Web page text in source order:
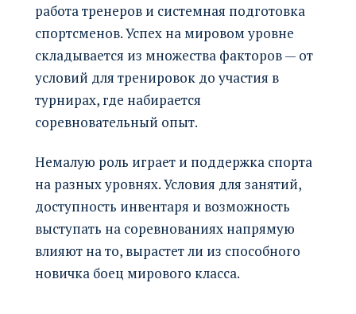
работа тренеров и системная подготовка
спортсменов. Успех на мировом уровне
складывается из множества факторов — от
условий для тренировок до участия в
турнирах, где набирается
соревновательный опыт.
Немалую роль играет и поддержка спорта
на разных уровнях. Условия для занятий,
доступность инвентаря и возможность
выступать на соревнованиях напрямую
влияют на то, вырастет ли из способного
новичка боец мирового класса.